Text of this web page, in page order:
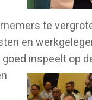
te
en
inspeelt op